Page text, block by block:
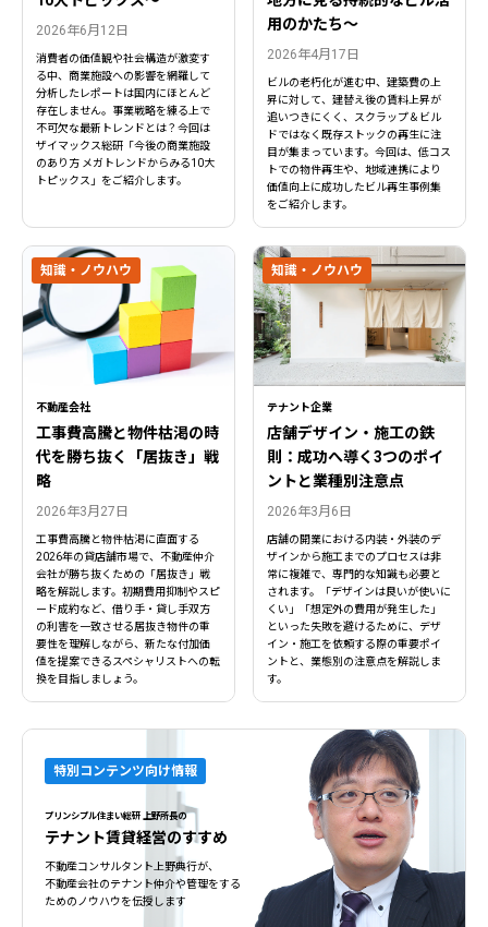
2026年6月12日
消費者の価値観や社会構造が激変す
る中、商業施設への影響を網羅して
分析したレポートは国内にほとんど
存在しません。事業戦略を練る上で
不可欠な最新トレンドとは？今回は
ザイマックス総研「今後の商業施設
のあり方 メガトレンドからみる10大
トピックス」をご紹介します。
用のかたち～
2026年4月17日
ビルの老朽化が進む中、建築費の上
昇に対して、建替え後の賃料上昇が
追いつきにくく、スクラップ＆ビル
ドではなく既存ストックの再生に注
目が集まっています。今回は、低コス
トでの物件再生や、地域連携により
価値向上に成功したビル再生事例集
をご紹介します。
不動産会社
工事費高騰と物件枯渇の時
代を勝ち抜く「居抜き」戦
略
2026年3月27日
工事費高騰と物件枯渇に直面する
2026年の貸店舗市場で、不動産仲介
会社が勝ち抜くための「居抜き」戦
略を解説します。初期費用抑制やスピ
ード成約など、借り手・貸し手双方
の利害を一致させる居抜き物件の重
要性を理解しながら、新たな付加価
値を提案できるスペシャリストへの転
換を目指しましょう。
知識・ノウハウ
テナント企業
店舗デザイン・施工の鉄
則：成功へ導く3つのポイ
ントと業種別注意点
2026年3月6日
店舗の開業における内装・外装のデ
ザインから施工までのプロセスは非
常に複雑で、専門的な知識も必要と
されます。「デザインは良いが使いに
くい」「想定外の費用が発生した」
といった失敗を避けるために、デザ
イン・施工を依頼する際の重要ポイ
ントと、業態別の注意点を解説しま
す。
知識・ノウハウ
特別コンテンツ向け情報
プリンシプル住まい総研 上野所長の
テナント賃貸経営のすすめ
不動産コンサルタント上野典行が、
不動産会社のテナント仲介や管理をする
ためのノウハウを伝授します